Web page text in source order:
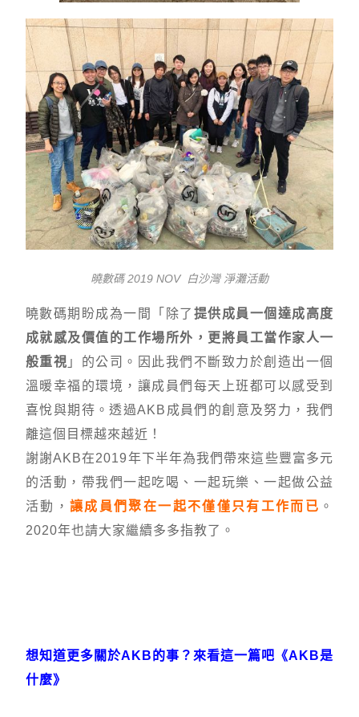
曉數碼 2019 NOV 白沙灣 淨灘活動
曉數碼期盼成為一間「除了 提供成員一個達成高度
成就感及價值的工作場所外，更將員工當作家人一
般重視 」的公司。因此我們不斷致力於創造出一個
溫暖幸福的環境，讓成員們每天上班都可以感受到
喜悅與期待。透過AKB成員們的創意及努力，我們
離這個目標越來越近！
謝謝AKB在2019年下半年為我們帶來這些豐富多元
的活動，帶我們一起吃喝、一起玩樂、一起做公益
活動，讓成員們聚在一起不僅僅只有工作而已 。
2020年也請大家繼續多多指教了。
想知道更多關於AKB的事？來看這一篇吧《AKB是
什麼》